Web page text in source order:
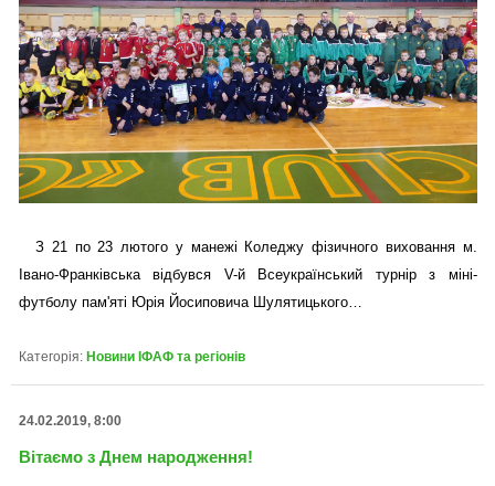
З 21 по 23 лютого у манежі Коледжу фізичного виховання м.
Івано-Франківська відбувся V-й Всеукраїнський турнір з міні-
футболу пам'яті Юрія Йосиповича Шулятицького…
Категорія: Новини ІФАФ та регіонів
24.02.2019, 8:00
Вітаємо з Днем народження!